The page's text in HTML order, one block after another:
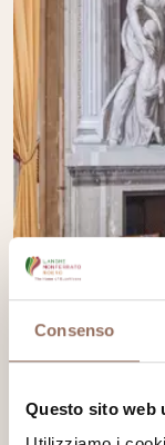
Consenso
Questo sito web
Un grande